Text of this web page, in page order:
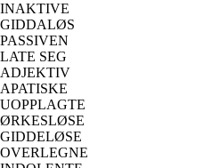
INAKTIVE
GIDDALØS
PASSIVEN
LATE SEG
ADJEKTIV
APATISKE
UOPPLAGTE
ØRKESLØSE
GIDDELØSE
OVERLEGNE